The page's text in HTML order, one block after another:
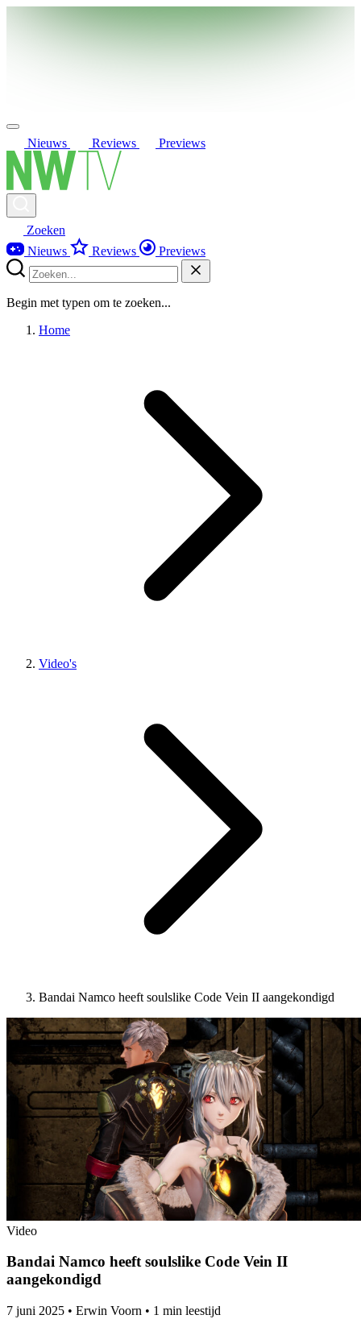
Nieuws Reviews Previews
Zoeken
Nieuws
Reviews Previews
Begin met typen om te zoeken...
Home
Video's
Bandai Namco heeft soulslike Code Vein II aangekondigd
Video
Bandai Namco heeft soulslike Code Vein II
aangekondigd
7 juni 2025 • Erwin Voorn • 1 min leestijd